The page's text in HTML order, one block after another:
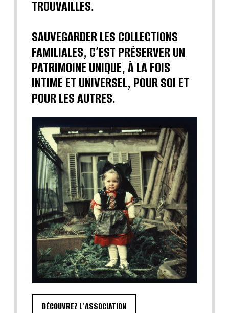
TROUVAILLES.
SAUVEGARDER LES COLLECTIONS
FAMILIALES, C’EST PRÉSERVER UN
PATRIMOINE UNIQUE, À LA FOIS
INTIME ET UNIVERSEL, POUR SOI ET
POUR LES AUTRES.
DÉCOUVREZ L'ASSOCIATION